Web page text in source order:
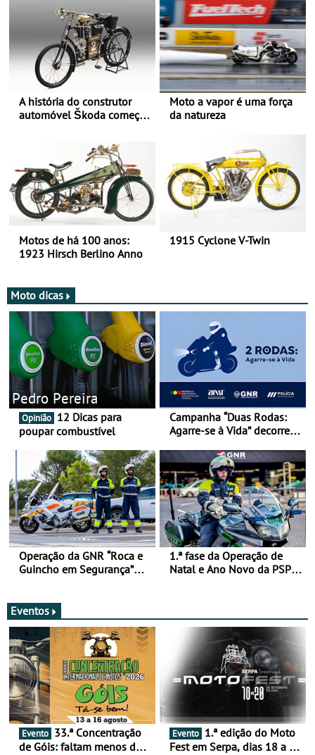
A história do construtor
automóvel Škoda começou
Moto a vapor é uma força
da natureza
Motos de há 100 anos:
1923 Hirsch Berlino Anno
1915 Cyclone V-Twin
Moto dicas
Pedro Pereira
Opinião
poupar combustível
Campanha “Duas Rodas:
Agarre-se à Vida” decorre
Operação da GNR “Roca e
Guincho em Segurança”
1.ª fase da Operação de
Natal e Ano Novo da PSP e
Eventos
Evento
de Góis: faltam menos de
Evento
Fest em Serpa, dias 18 a 20